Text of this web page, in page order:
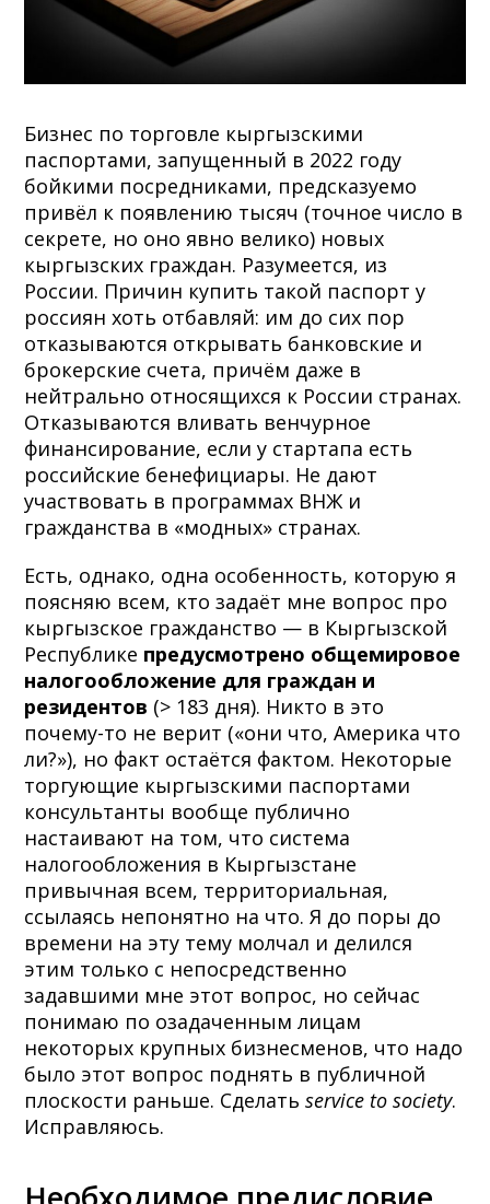
Бизнес по торговле кыргызскими
паспортами, запущенный в 2022 году
бойкими посредниками, предсказуемо
привёл к появлению тысяч (точное число в
секрете, но оно явно велико) новых
кыргызских граждан. Разумеется, из
России. Причин купить такой паспорт у
россиян хоть отбавляй: им до сих пор
отказываются открывать банковские и
брокерские счета, причём даже в
нейтрально относящихся к России странах.
Отказываются вливать венчурное
финансирование, если у стартапа есть
российские бенефициары. Не дают
участвовать в программах ВНЖ и
гражданства в «модных» странах.
Есть, однако, одна особенность, которую я
поясняю всем, кто задаёт мне вопрос про
кыргызское гражданство — в Кыргызской
Республике предусмотрено общемировое
налогообложение для граждан и
резидентов (> 183 дня). Никто в это
почему-то не верит («они что, Америка что
ли?»), но факт остаётся фактом. Некоторые
торгующие кыргызскими паспортами
консультанты вообще публично
настаивают на том, что система
налогообложения в Кыргызстане
привычная всем, территориальная,
ссылаясь непонятно на что. Я до поры до
времени на эту тему молчал и делился
этим только с непосредственно
задавшими мне этот вопрос, но сейчас
понимаю по озадаченным лицам
некоторых крупных бизнесменов, что надо
было этот вопрос поднять в публичной
плоскости раньше. Сделатьservice to society.
Исправляюсь.